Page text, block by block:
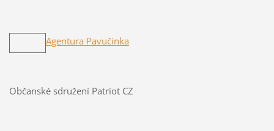
Agentura Pavučinka
Občanské sdružení Patriot CZ